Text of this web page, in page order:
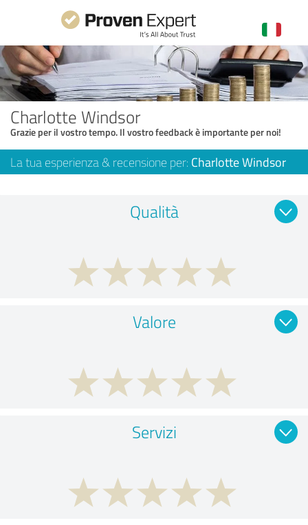
Charlotte Windsor
Grazie per il vostro tempo. Il vostro feedback è importante per noi!
La tua esperienza & recensione per: Charlotte Windsor
Qualità
Valore
Servizi